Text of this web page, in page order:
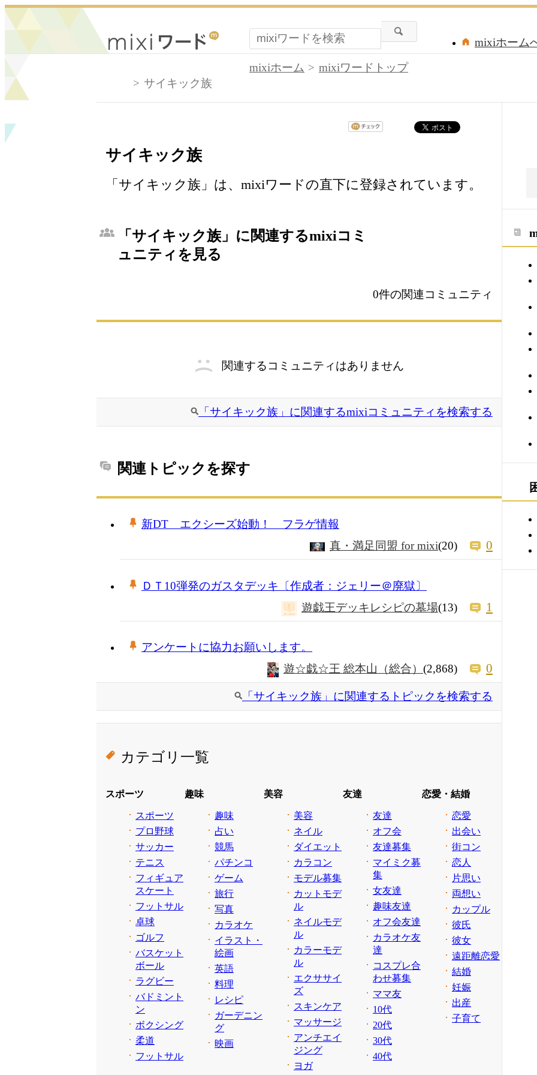
mixiホーム
mixiホーム
mixiワードトップ
サイキック族
サイキック族
「サイキック族」は、mixiワードの直下に登録されています。
「サイキック族」に関連するmixiコミ
ュニティを見る
0件の関連コミュニティ
関連するコミュニティはありません
「サイキック族」に関連するmixiコミュニティを検索する
関連トピックを探す
新DT エクシーズ始動！ フラゲ情報
真・満足同盟 for mixi(20) 0
ＤＴ10弾発のガスタデッキ〔作成者：ジェリー＠廃獄〕
遊戯王デッキレシピの墓場(13) 1
アンケートに協力お願いします。
遊☆戯☆王 総本山（総合） (2,868) 0
「サイキック族」に関連するトピックを検索する
カテゴリ一覧
スポーツ
スポーツ
プロ野球
サッカー
テニス
フィギュア
スケート
フットサル
卓球
ゴルフ
バスケット
ボール
ラグビー
バドミント
ン
ボクシング
柔道
フットサル
趣味
趣味
占い
競馬
パチンコ
ゲーム
旅行
写真
カラオケ
イラスト・
絵画
英語
料理
レシピ
ガーデニン
グ
映画
美容
美容
ネイル
ダイエット
カラコン
モデル募集
カットモデ
ル
ネイルモデ
ル
カラーモデ
ル
エクササイ
ズ
スキンケア
マッサージ
アンチエイ
ジング
ヨガ
友達
友達
オフ会
友達募集
マイミク募
集
女友達
趣味友達
オフ会友達
カラオケ友
達
コスプレ合
わせ募集
ママ友
10代
20代
30代
40代
恋愛・結婚
恋愛
出会い
街コン
恋人
片思い
両想い
カップル
彼氏
彼女
遠距離恋愛
結婚
妊娠
出産
子育て